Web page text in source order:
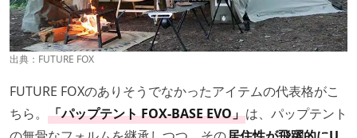
出典： FUTURE FOX
FUTURE FOXのありそうでなかったアイテムの代表格がこ
ちら。 「パップテント FOX-BASE EVO」は、パップテント